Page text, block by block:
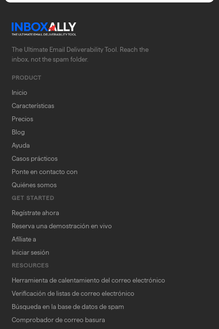
The Ultimate Email Deliverability Tool. Reach the
inbox, not the spam folder.
PRODUCT
Inicio
Características
Precios
Blog
Ayuda
Casos prácticos
Ponte en contacto con
Quiénes somos
GET STARTED
Regístrate ahora
Reserva una demostración en vivo
Afíliate a
Iniciar sesión
RESOURCES
Herramienta de calentamiento del correo electrónico
Verificación de listas de correo electrónico
Búsqueda en la base de datos de spam
Comprobador de correo basura